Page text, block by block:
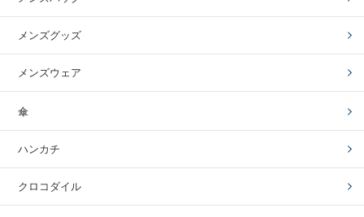
メンズグッズ
メンズウェア
傘
ハンカチ
クロコダイル